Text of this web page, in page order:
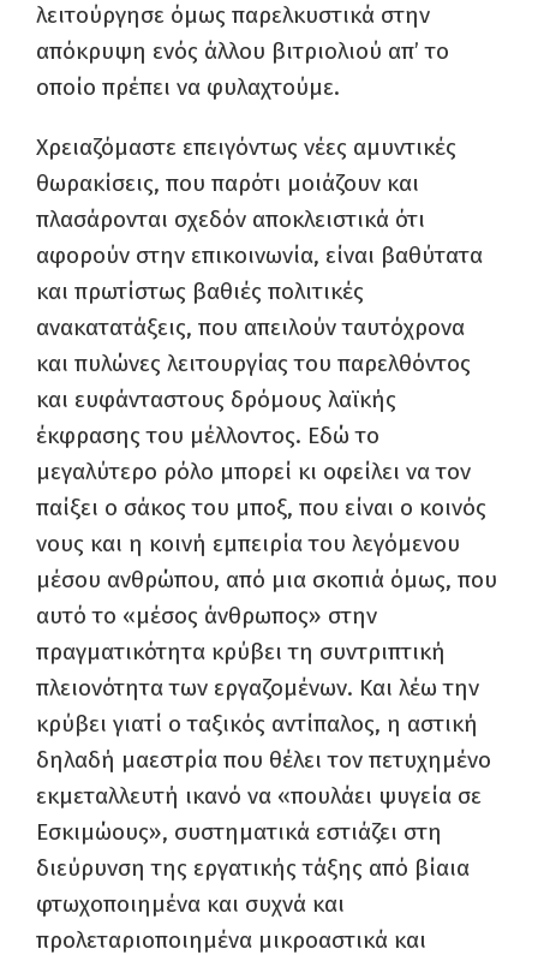
λειτούργησε όμως παρελκυστικά στην
απόκρυψη ενός άλλου βιτριολιού απ’ το
οποίο πρέπει να φυλαχτούμε.
Χρειαζόμαστε επειγόντως νέες αμυντικές
θωρακίσεις, που παρότι μοιάζουν και
πλασάρονται σχεδόν αποκλειστικά ότι
αφορούν στην επικοινωνία, είναι βαθύτατα
και πρωτίστως βαθιές πολιτικές
ανακατατάξεις, που απειλούν ταυτόχρονα
και πυλώνες λειτουργίας του παρελθόντος
και ευφάνταστους δρόμους λαϊκής
έκφρασης του μέλλοντος. Εδώ το
μεγαλύτερο ρόλο μπορεί κι οφείλει να τον
παίξει ο σάκος του μποξ, που είναι ο κοινός
νους και η κοινή εμπειρία του λεγόμενου
μέσου ανθρώπου, από μια σκοπιά όμως, που
αυτό το «μέσος άνθρωπος» στην
πραγματικότητα κρύβει τη συντριπτική
πλειονότητα των εργαζομένων. Και λέω την
κρύβει γιατί ο ταξικός αντίπαλος, η αστική
δηλαδή μαεστρία που θέλει τον πετυχημένο
εκμεταλλευτή ικανό να «πουλάει ψυγεία σε
Εσκιμώους», συστηματικά εστιάζει στη
διεύρυνση της εργατικής τάξης από βίαια
φτωχοποιημένα και συχνά και
προλεταριοποιημένα μικροαστικά και